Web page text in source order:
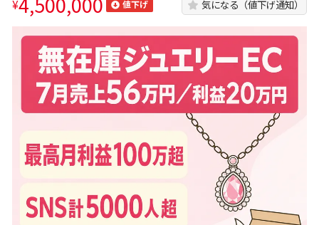
¥ 値下げ 気になる（値下げ通知）